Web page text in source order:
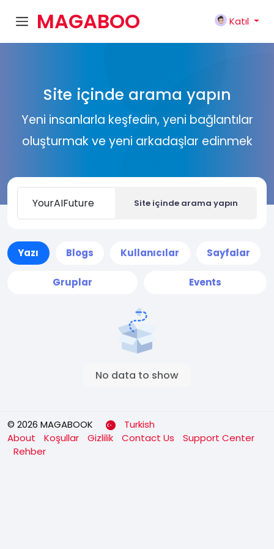
MAGABOO
Katıl
Site içinde arama yapın
Yeni insanlarla keşfedin, yeni bağlantılar
oluşturmak ve yeni arkadaşlar edinmek
Site içinde arama yapın
Yazı Blogs Kullanıcılar Sayfalar
Gruplar Events
No data to show
© 2026 MAGABOOK
Turkish
About
Koşullar Gizlilik Contact Us
Support Center
Rehber